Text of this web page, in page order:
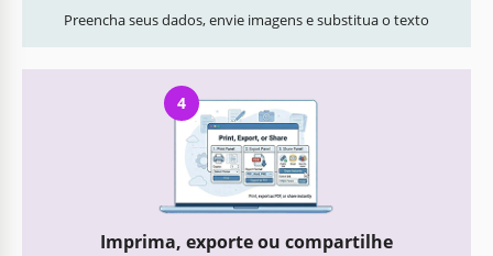
Preencha seus dados, envie imagens e substitua o texto
4
Imprima, exporte ou compartilhe